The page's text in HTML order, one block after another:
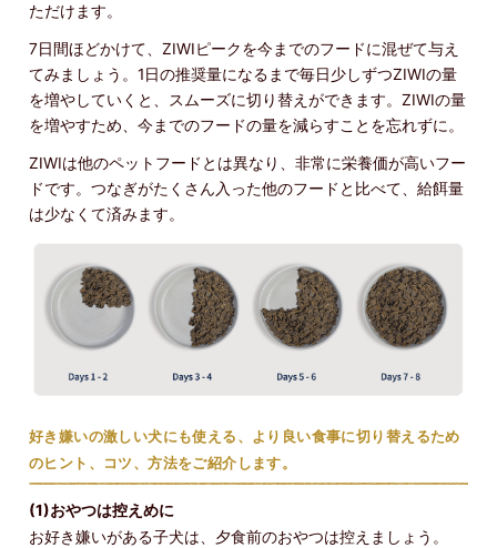
ただけます。
7日間ほどかけて、ZIWIピークを今までのフードに混ぜて与え
てみましょう。1日の推奨量になるまで毎日少しずつZIWIの量
を増やしていくと、スムーズに切り替えができます。ZIWIの量
を増やすため、今までのフードの量を減らすことを忘れずに。
ZIWIは他のペットフードとは異なり、非常に栄養価が高いフー
ドです。つなぎがたくさん入った他のフードと比べて、給餌量
は少なくて済みます。
好き嫌いの激しい犬にも使える、より良い食事に切り替えるため
のヒント、コツ、方法をご紹介します。
(1)おやつは控えめに
お好き嫌いがある子犬は、夕食前のおやつは控えましょう。